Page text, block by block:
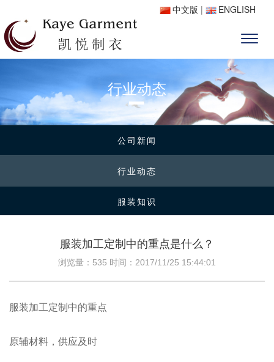
中文版 | ENGLISH
行业动态
公司新闻
行业动态
服装知识
服装加工定制中的重点是什么？
浏览量： 535 时间：2017/11/25 15:44:01
服装加工定制中的重点
原辅材料，供应及时